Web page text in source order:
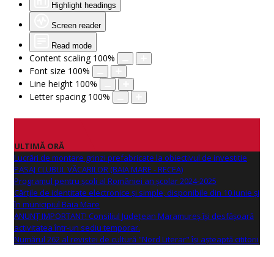
Highlight headings
Screen reader
Read mode
Content scaling 100%
Font size 100%
Line height 100%
Letter spacing 100%
ULTIMĂ ORĂ
Lucrări de montare grinzi prefabricate la obiectivul de investitie
PASAJ CLUBUL VĂCARILOR (BAIA MARE - RECEA)
Programul pentru școli al României an școlar 2024-2025
Cărțile de identitate electronice și simple, disponibile din 10 iunie și
în municipiul Baia Mare
ANUNŢ IMPORTANT! Consiliul Județean Maramureș își desfășoară
activitatea într-un sediu temporar.
Numărul 262 al revistei de cultură "Nord Literar" își așteaptă cititorii